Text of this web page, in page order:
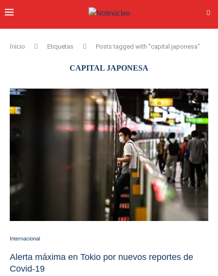
Inicio Etiquetas Posts tagged with "capital japonesa"
CAPITAL JAPONESA
Internacional
Alerta máxima en Tokio por nuevos reportes de
Covid-19